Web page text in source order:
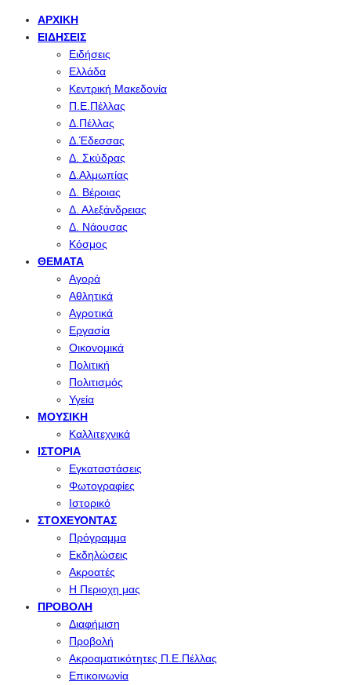
ΑΡΧΙΚΉ
ΕΙΔΉΣΕΙΣ
Ειδήσεις
Ελλάδα
Κεντρική Μακεδονία
Π.Ε.Πέλλας
Δ.Πέλλας
Δ.Έδεσσας
Δ. Σκύδρας
Δ.Αλμωπίας
Δ. Βέροιας
Δ. Αλεξάνδρειας
Δ. Νάουσας
Κόσμος
ΘΈΜΑΤΑ
Αγορά
Αθλητικά
Αγροτικά
Εργασία
Οικονομικά
Πολιτική
Πολιτισμός
Υγεία
ΜΟΥΣΙΚΉ
Καλλιτεχνικά
ΙΣΤΟΡΊΑ
Εγκαταστάσεις
Φωτογραφίες
Ιστορικό
ΣΤΟΧΕΎΟΝΤΑΣ
Πρόγραμμα
Εκδηλώσεις
Ακροατές
Η Περιοχη μας
ΠΡΟΒΟΛΉ
Διαφήμιση
Προβολή
Ακροαματικότητες Π.Ε.Πέλλας
Επικοινωνία